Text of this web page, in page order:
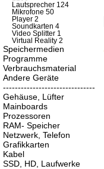
Lautsprecher 124
Mikrofone 50
Player 2
Soundkarten 4
Video Splitter 1
Virtual Reality 2
Speichermedien
Programme
Verbrauchsmaterial
Andere Geräte
-------------------------------
Gehäuse, Lüfter
Mainboards
Prozessoren
RAM- Speicher
Netzwerk, Telefon
Grafikkarten
Kabel
SSD, HD, Laufwerke